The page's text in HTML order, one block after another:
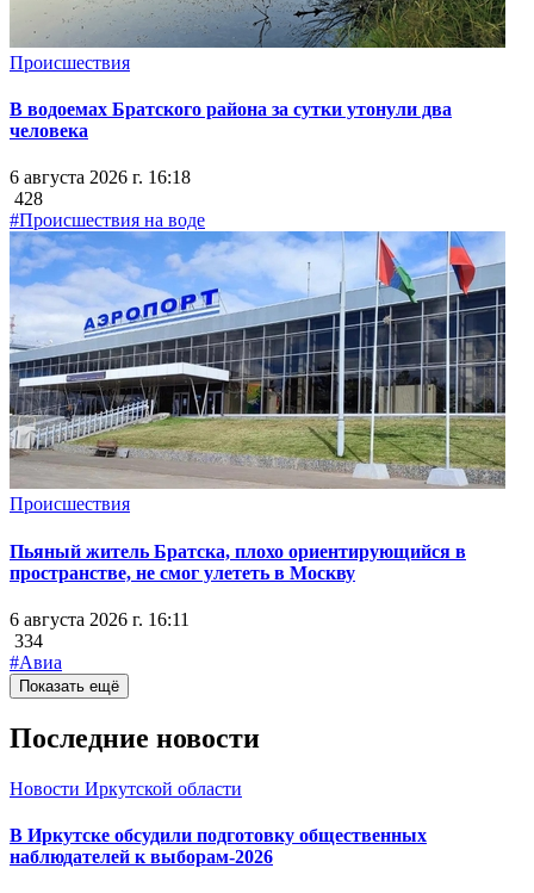
Происшествия
В водоемах Братского района за сутки утонули два
человека
6 августа 2026 г. 16:18
428
#Происшествия на воде
Происшествия
Пьяный житель Братска, плохо ориентирующийся в
пространстве, не смог улететь в Москву
6 августа 2026 г. 16:11
334
#Авиа
Показать ещё
Последние новости
Новости Иркутской области
В Иркутске обсудили подготовку общественных
наблюдателей к выборам-2026